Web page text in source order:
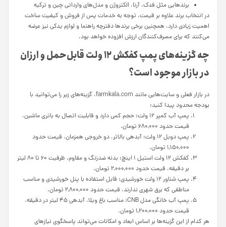
برندهایی مثل فدک، آرنا، الکتروژن و مدل‌های وارداتی چین و ترکیه
در انتخاب برند علاوه بر قیمت، توجه به خدمات پس از فروش و کیفیت ساخت
اهمیت زیادی دارد. همچنین برخی برندها دفترچه راهنما و لوازم یدکی نیز عرضه
می‌کنند که برای مصرف‌کنندگان ارزش افزوده خواهد بود.
چه گزینه‌های پمپ کفکش ۱۲ ولت قابل‌حمل و ارزان
در بازار موجود است؟
در بازار فعلی و سایت‌هایی مانند farmkala.com، گزینه‌های زیر را می‌توانید با
بودجه محدود پیدا کنید:
پمپ آب کمپر ۱۲ ولت: حجم کمی دارد و قابلیت اتصال به باتری ماشین،
قیمت حدود ۶۸۰,۰۰۰ تومان.
پمپ دوبل ۱۲ ولت: آبدهی بالاتر، دو خروجی همزمان، قیمت حدود
۱,۱۵۰,۰۰۰ تومان.
کفکش ۱۲ ولت استیل ۱ اینچ: بدنه ضدزنگ و مقاوم، ظرفیت ۶۰ تا ۸۰ لیتر
بر دقیقه، قیمت حدود ۲,۰۰۰,۰۰۰ تومان.
پمپ شناور ۱۲ ولت خورشیدی: قابل استفاده با پنل خورشیدی و مناسب
مناطقی که برق شهری ندارند، قیمت حدود ۲,۸۰۰,۰۰۰ تومان.
پمپ آب خانگی مدل CNB: مناسب باغ ویلا، آبدهی ۴۵ لیتر در دقیقه،
قیمت حدود ۱,۲۰۰,۰۰۰ تومان.
هر کدام از این گزینه‌ها بر اساس ابعاد و امکانات می‌تواند پاسخگوی نیازهای